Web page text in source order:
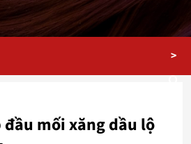
>
mối xăng dầu lộ